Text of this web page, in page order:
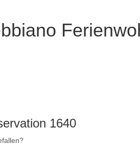
1640